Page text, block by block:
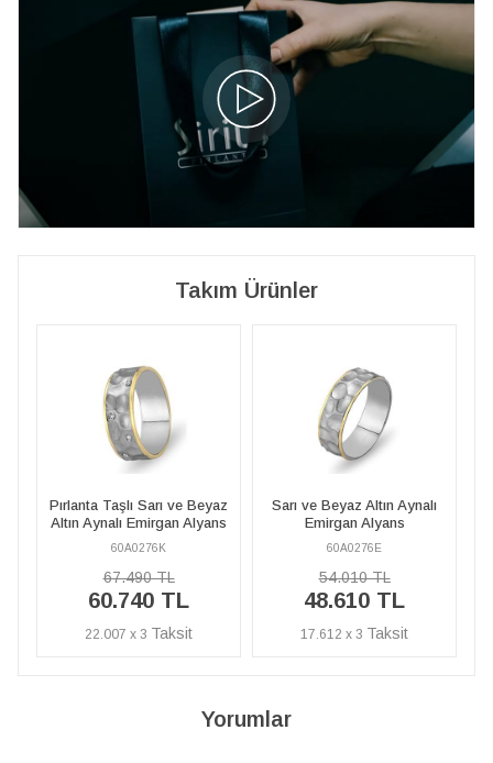
Takım Ürünler
Sarı ve Beyaz Altın Aynalı
Emirgan Alyans
60A0276E
54.010 TL
48.610 TL
17.612 x 3
Pırlanta Taşlı Sarı ve Beyaz
Altın Aynalı Emirgan Alyans
60A0276K
67.490 TL
60.740 TL
22.007 x 3
Yorumlar